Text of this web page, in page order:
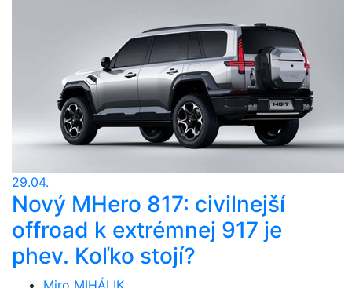
29.04.
Nový MHero 817: civilnejší
offroad k extrémnej 917 je
phev. Koľko stojí?
Miro MIHÁLIK